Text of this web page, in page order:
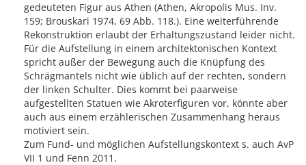
gedeuteten Figur aus Athen (Athen, Akropolis Mus. Inv.
159; Brouskari 1974, 69 Abb. 118.). Eine weiterführende
Rekonstruktion erlaubt der Erhaltungszustand leider nicht.
Für die Aufstellung in einem architektonischen Kontext
spricht außer der Bewegung auch die Knüpfung des
Schrägmantels nicht wie üblich auf der rechten, sondern
der linken Schulter. Dies kommt bei paarweise
aufgestellten Statuen wie Akroterfiguren vor, könnte aber
auch aus einem erzählerischen Zusammenhang heraus
motiviert sein.
Zum Fund- und möglichen Aufstellungskontext s. auch AvP
VII 1 und Fenn 2011.